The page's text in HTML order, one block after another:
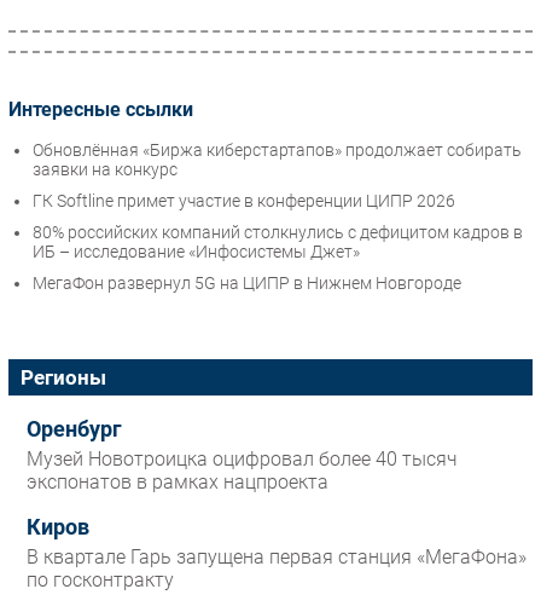
Интересные ссылки
Обновлённая «Биржа киберстартапов» продолжает собирать
заявки на конкурс
ГК Softline примет участие в конференции ЦИПР 2026
80% российских компаний столкнулись с дефицитом кадров в
ИБ – исследование «Инфосистемы Джет»
МегаФон развернул 5G на ЦИПР в Нижнем Новгороде
Регионы
Оренбург
Музей Новотроицка оцифровал более 40 тысяч
экспонатов в рамках нацпроекта
Киров
В квартале Гарь запущена первая станция «МегаФона»
по госконтракту